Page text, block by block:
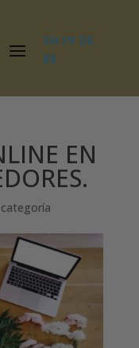
EN FR DE
ES
EN
categoría